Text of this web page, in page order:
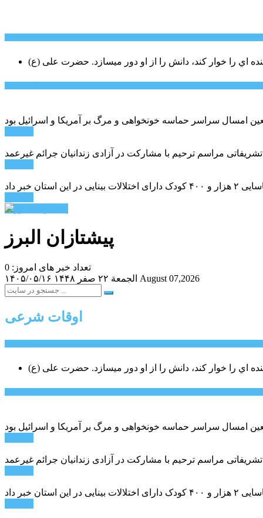
اي را خوار كند، دانش را از او دور میسازد. حضرت علی (ع)
مراسم ترحیم با مشارکت در آزادی زندانیان جرائم غیرعمد
پیشتازان البرز
تعداد خبر های امروز: 0
۱۴۰۵/۰۵/۱۶
الجمعة ۲۲ صفر ۱۴۴۸ August 07,2026
اوقات شرعی
اي را خوار كند، دانش را از او دور میسازد. حضرت علی (ع)
مراسم ترحیم با مشارکت در آزادی زندانیان جرائم غیرعمد